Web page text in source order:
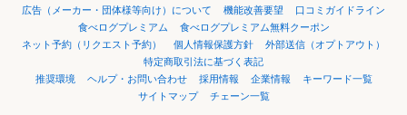
広告（メーカー・団体様等向け）について
機能改善要望
口コミガイドライン
食べログプレミアム
食べログプレミアム無料クーポン
ネット予約（リクエスト予約）
個人情報保護方針
外部送信（オプトアウト）
特定商取引法に基づく表記
推奨環境
ヘルプ・お問い合わせ 採用情報 企業情報
キーワード一覧
サイトマップ
チェーン一覧